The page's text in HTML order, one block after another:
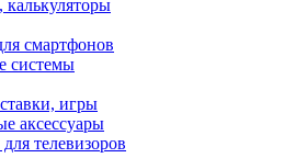
калькуляторы
смартфонов
системы
игры
аксессуары
телевизоров